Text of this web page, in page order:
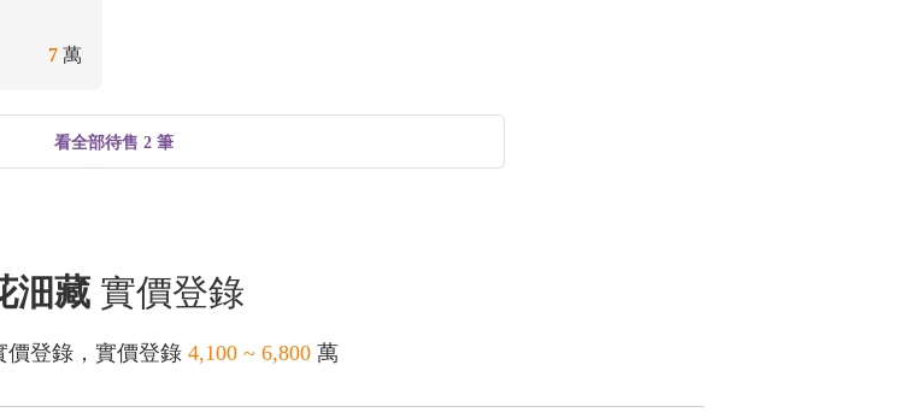
7 萬
看全部待售 2 筆
沺藏 實價登錄
價登錄，實價登錄 4,100 ~ 6,800 萬